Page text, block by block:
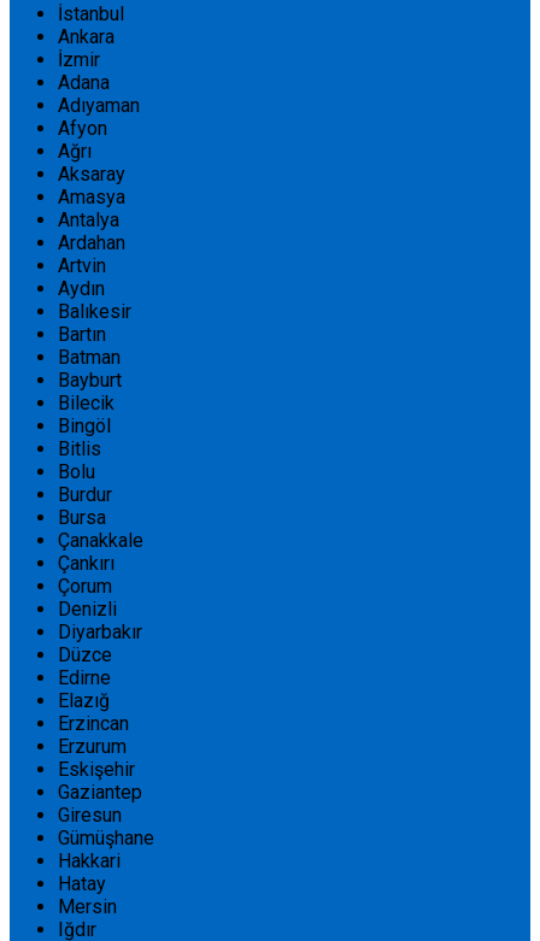
İstanbul
Ankara
İzmir
Adana
Adıyaman
Afyon
Ağrı
Aksaray
Amasya
Antalya
Ardahan
Artvin
Aydın
Balıkesir
Bartın
Batman
Bayburt
Bilecik
Bingöl
Bitlis
Bolu
Burdur
Bursa
Çanakkale
Çankırı
Çorum
Denizli
Diyarbakır
Düzce
Edirne
Elazığ
Erzincan
Erzurum
Eskişehir
Gaziantep
Giresun
Gümüşhane
Hakkari
Hatay
Mersin
Iğdır